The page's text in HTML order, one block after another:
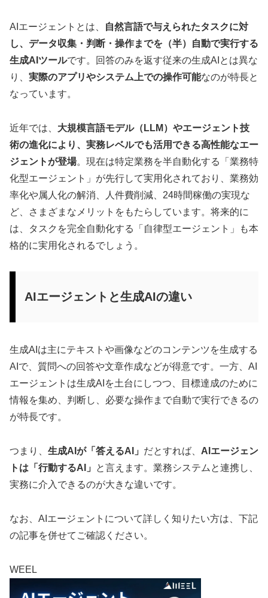
AIエージェントとは、
自然言語で与えられたタスクに対
し、データ収集・判断・操作までを（半）自動で実行する
生成AIツールです。回答のみを返す従来の生成AIとは異な
り、 実際のアプリやシステム上での操作可能なのが特長と
なっています。
近年では、 大規模言語モデル（LLM）やエージェント技
術の進化により、実務レベルでも活用できる高性能なエー
ジェントが登場。現在は特定業務を半自動化する「業務特
化型エージェント」が先行して実用化されており、業務効
率化や属人化の解消、人件費削減、24時間稼働の実現な
ど、さまざまなメリットをもたらしています。将来的に
は、タスクを完全自動化する「自律型エージェント」も本
格的に実用化されるでしょう。
AIエージェントと生成AIの違い
生成AIは主にテキストや画像などのコンテンツを生成する
AIで、質問への回答や文章作成などが得意です。一方、AI
エージェントは生成AIを土台にしつつ、目標達成のために
情報を集め、判断し、必要な操作まで自動で実行できるの
が特長です。
つまり、 生成AIが「答えるAI」 だとすれば、 AIエージェン
トは「行動するAI」
と言えます。業務システムと連携し、
実務に介入できるのが大きな違いです。
なお、AIエージェントについて詳しく知りたい方は、下記
の記事を併せてご確認ください。
WEEL